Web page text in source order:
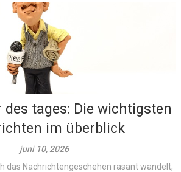
tages: Die wichtigsten
im überblick
juni 10, 2026
das Nachrichtengeschehen rasant wandelt,